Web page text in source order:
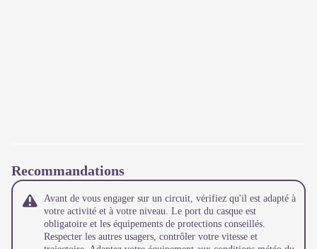
Recommandations
Avant de vous engager sur un circuit, vérifiez qu'il est adapté à
votre activité et à votre niveau. Le port du casque est
obligatoire et les équipements de protections conseillés.
Respecter les autres usagers, contrôler votre vitesse et